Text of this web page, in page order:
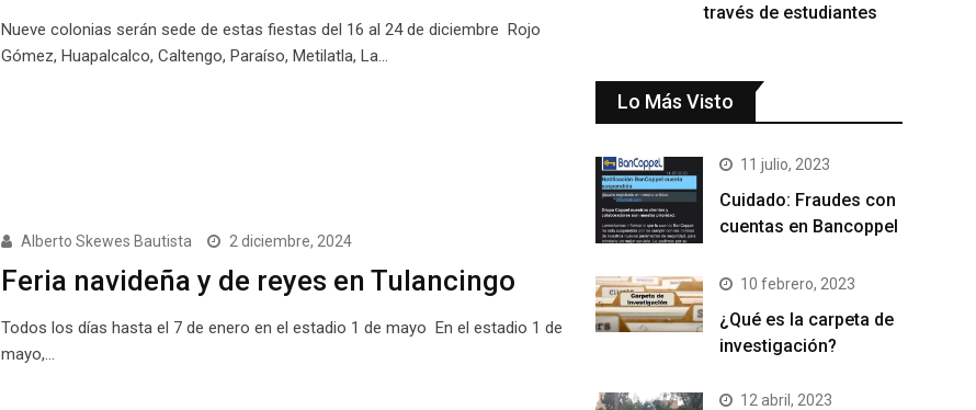
Nueve colonias serán sede de estas fiestas del 16 al 24 de diciembre Rojo
Gómez, Huapalcalco, Caltengo, Paraíso, Metilatla, La…
Alberto Skewes Bautista 2 diciembre, 2024
Feria navideña y de reyes en Tulancingo
Todos los días hasta el 7 de enero en el estadio 1 de mayo En el estadio 1 de
mayo,…
través de estudiantes
Lo Más Visto
11 julio, 2023
Cuidado: Fraudes con
cuentas en Bancoppel
10 febrero, 2023
¿Qué es la carpeta de
investigación?
12 abril, 2023